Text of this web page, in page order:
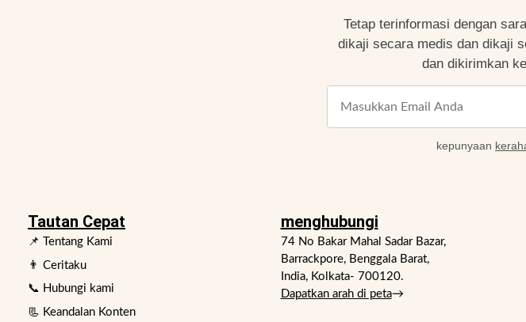
Tetap terinformasi dengan
dikaji secara medis dan dikaji
dan dikirimkan
kepunyaan
Tautan Cepat
📌 Tentang Kami
👨 Ceritaku
📞 Hubungi kami
📃 Keandalan Konten
menghubungi
74 No Bakar Mahal Sadar Bazar,
Barrackpore, Benggala Barat,
India, Kolkata- 700120.
Dapatkan arah di peta→